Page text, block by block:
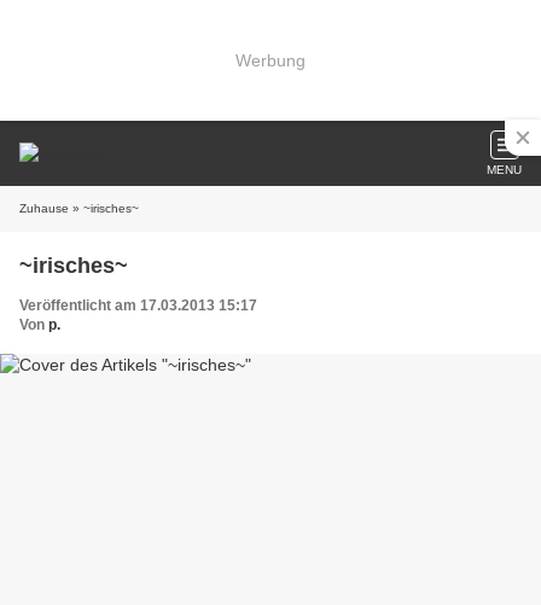
Werbung
MENU
Zuhause » ~irisches~
~irisches~
Veröffentlicht am 17.03.2013 15:17
Von p.